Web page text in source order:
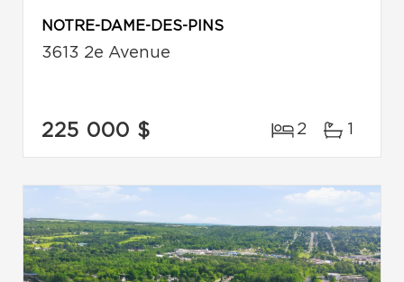
NOTRE-DAME-DES-PINS
3613 2e Avenue
225 000 $ 2 1